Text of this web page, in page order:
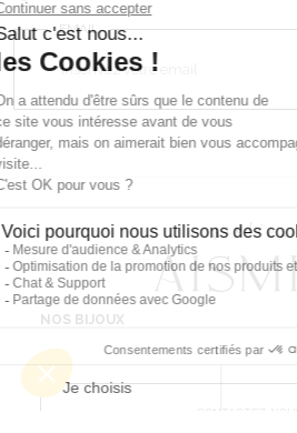
EMAIL
NOS BIJOUX
CONTACTEZ-NOUS